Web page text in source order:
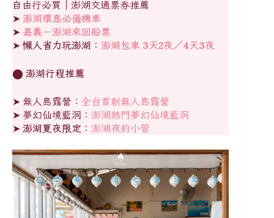
自由行必買｜澎湖交通票券推薦
➤ 澎湖環島必備機車
➤ 嘉義－澎湖來回船票
➤ 懶人省力玩澎湖： 澎湖包車 3天2夜／4天3夜
⬤ 澎湖行程推薦
➤ 無人島露營： 全台首創無人島露營
➤ 夢幻仙境藍洞： 澎湖熱門夢幻仙境藍洞
➤ 澎湖夏夜限定： 澎湖夜釣小管